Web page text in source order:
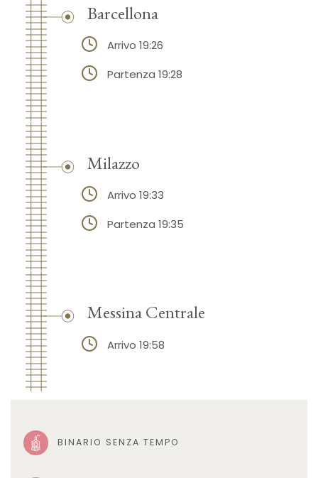
Barcellona
Arrivo 19:26
Partenza 19:28
Milazzo
Arrivo 19:33
Partenza 19:35
Messina Centrale
Arrivo 19:58
BINARIO SENZA TEMPO